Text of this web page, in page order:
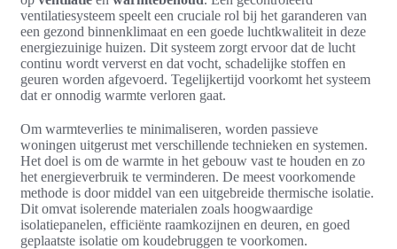
ventilatiesysteem speelt een cruciale rol bij het garanderen van
een gezond binnenklimaat en een goede luchtkwaliteit in deze
energiezuinige huizen. Dit systeem zorgt ervoor dat de lucht
continu wordt ververst en dat vocht, schadelijke stoffen en
geuren worden afgevoerd. Tegelijkertijd voorkomt het systeem
dat er onnodig warmte verloren gaat.
Om warmteverlies te minimaliseren, worden passieve
woningen uitgerust met verschillende technieken en systemen.
Het doel is om de warmte in het gebouw vast te houden en zo
het energieverbruik te verminderen. De meest voorkomende
methode is door middel van een uitgebreide thermische isolatie.
Dit omvat isolerende materialen zoals hoogwaardige
isolatiepanelen, efficiënte raamkozijnen en deuren, en goed
geplaatste isolatie om koudebruggen te voorkomen.